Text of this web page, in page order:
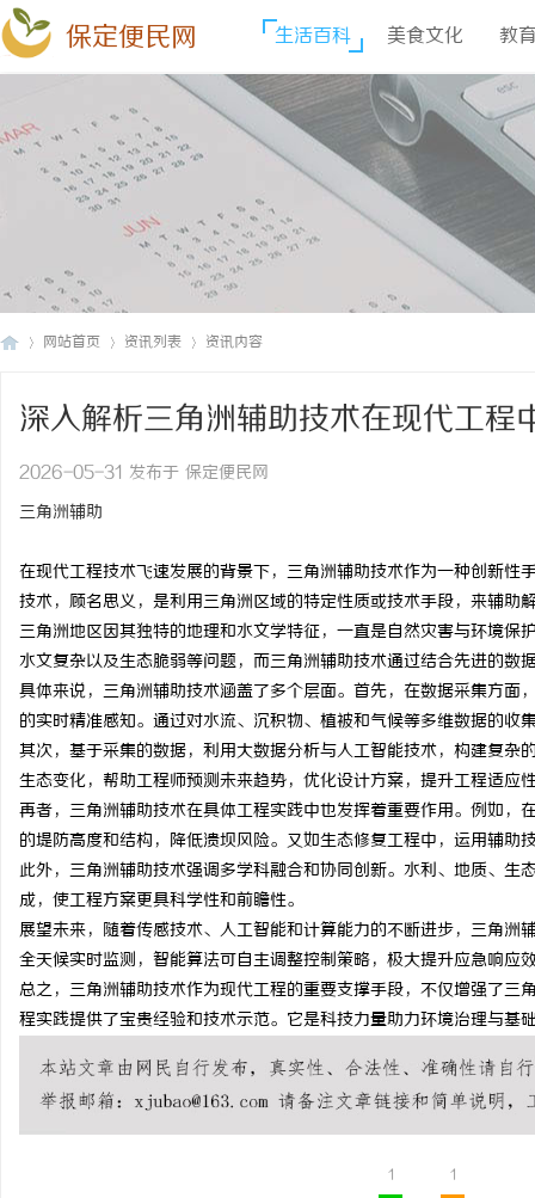
保定便民网 生活百科 美食文化 教
网站首页 资讯列表 资讯内容
深入解析三角洲辅助技术在现代工程
2026-05-31 发布于 保定便民网
三角洲辅助
在现代工程技术飞速发展的背景下，三角洲辅助技术作为一种创新
技术，顾名思义，是利用三角洲区域的特定性质或技术手段，来辅助
三角洲地区因其独特的地理和水文学特征，一直是自然灾害与环境
水文复杂以及生态脆弱等问题，而三角洲辅助技术通过结合先进的
具体来说，三角洲辅助技术涵盖了多个层面。首先，在数据采集方
的实时精准感知。通过对水流、沉积物、植被和气候等多维数据的收
其次，基于采集的数据，利用大数据分析与人工智能技术，构建复
生态变化，帮助工程师预测未来趋势，优化设计方案，提升工程适应
再者，三角洲辅助技术在具体工程实践中也发挥着重要作用。例如
的堤防高度和结构，降低溃坝风险。又如生态修复工程中，运用辅
此外，三角洲辅助技术强调多学科融合和协同创新。水利、地质、
成，使工程方案更具科学性和前瞻性。
展望未来，随着传感技术、人工智能和计算能力的不断进步，三角
全天候实时监测，智能算法可自主调整控制策略，极大提升应急响应
总之，三角洲辅助技术作为现代工程的重要支撑手段，不仅增强了
程实践提供了宝贵经验和技术示范。它是科技力量助力环境治理与基
1 1
贝净 AC 国际医疗实验